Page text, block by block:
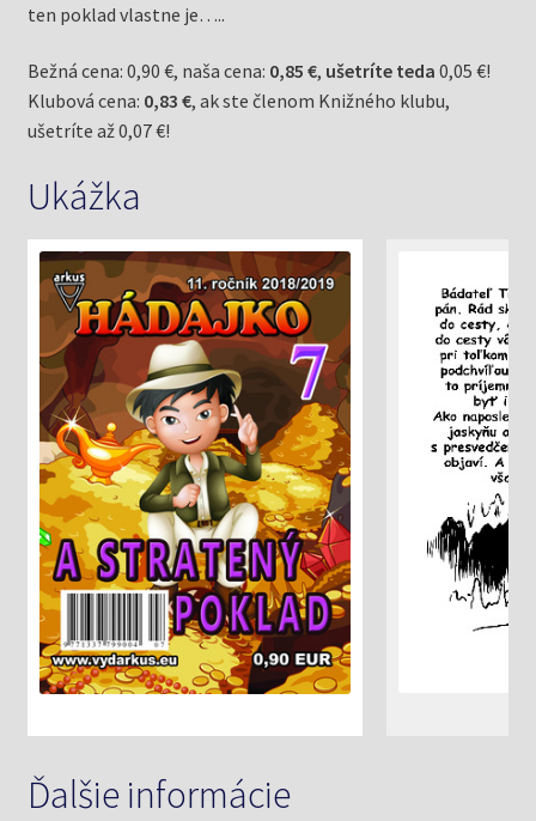
ten poklad vlastne je…..
Bežná cena: 0,90 €, naša cena: 0,85 €, ušetríte teda 0,05 €!
Klubová cena: 0,83 €, ak ste členom Knižného klubu,
ušetríte až 0,07 €!
Ukážka
Ďalšie informácie